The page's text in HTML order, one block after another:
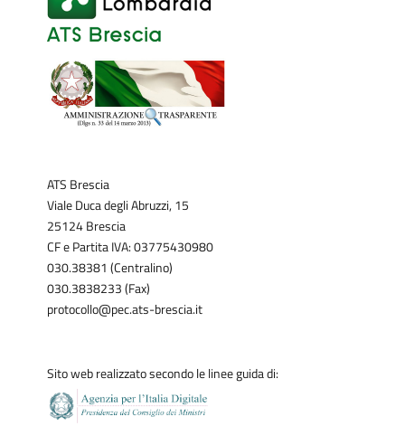
ATS Brescia
Viale Duca degli Abruzzi, 15
25124 Brescia
CF e Partita IVA: 03775430980
030.38381 (Centralino)
030.3838233 (Fax)
protocollo@pec.ats-brescia.it
Sito web realizzato secondo le linee guida di: